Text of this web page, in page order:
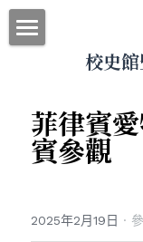
校史
最新消息
參觀導覽
網站地圖
菲律賓
賓參觀
2025年2月19日 ·